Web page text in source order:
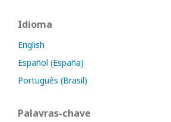
Idioma
English
Español (España)
Português (Brasil)
Palavras-chave